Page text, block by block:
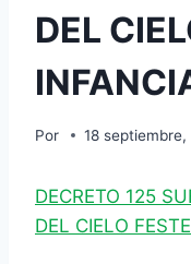
DEL
Por 18
DECRETO 125
DEL CIELO